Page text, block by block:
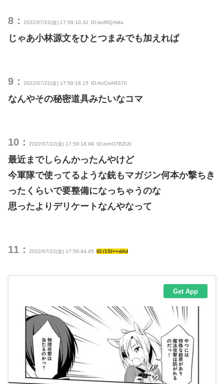
8： 2022/07/22(金) 17:59:10.32 ID:IedRQ/Hda
じゃあ小林源文をひとつまみでも加えれば
9： 2022/07/22(金) 17:59:18.15 ID:AnCnARS70
なんやその秘密道具みたいなコマ
10： 2022/07/22(金) 17:59:18.99 ID:zohO7BZU0
最近までしらんかったんやけど
今軍隊で使ってるような銃もマガジン何本か撃ちき
ったくらいで要整備になっちゃうのな
思ったよりデリケートなんやなって
11： 2022/07/22(金) 17:59:44.45 ID:/1Sl++dAd